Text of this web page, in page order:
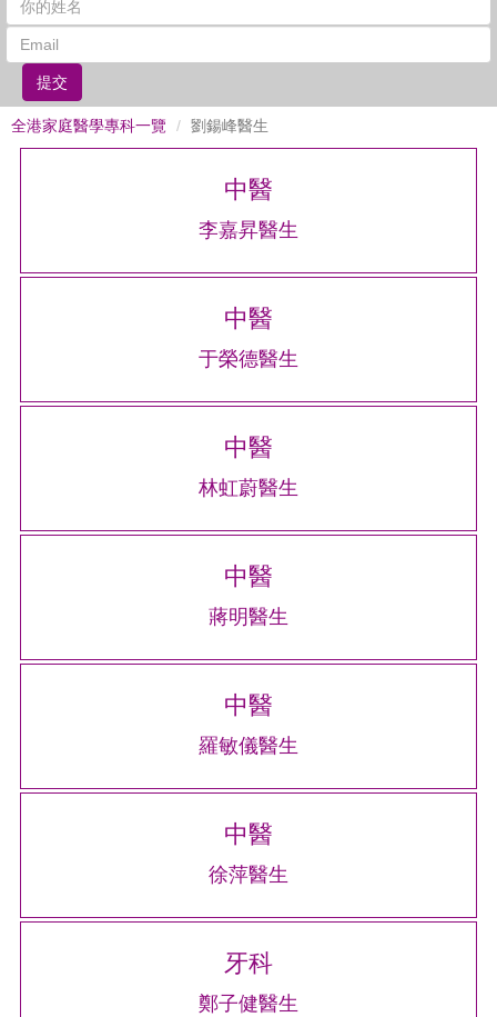
提交
全港家庭醫學專科一覽 劉鍚峰醫生
中醫
李嘉昇醫生
中醫
于榮德醫生
中醫
林虹蔚醫生
中醫
蔣明醫生
中醫
羅敏儀醫生
中醫
徐萍醫生
牙科
鄭子健醫生